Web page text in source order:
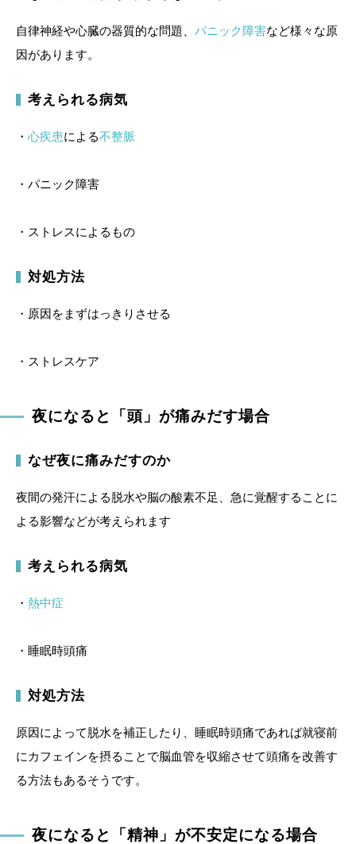
自律神経や心臓の器質的な問題、 パニック障害など様々な原
因があります。
考えられる病気
・ 心疾患による不整脈
・パニック障害
・ストレスによるもの
対処方法
・原因をまずはっきりさせる
・ストレスケア
夜になると「頭」が痛みだす場合
なぜ夜に痛みだすのか
夜間の発汗による脱水や脳の酸素不足、急に覚醒することに
よる影響などが考えられます
考えられる病気
・ 熱中症
・睡眠時頭痛
対処方法
原因によって脱水を補正したり、睡眠時頭痛であれば就寝前
にカフェインを摂ることで脳血管を収縮させて頭痛を改善す
る方法もあるそうです。
夜になると「精神」が不安定になる場合